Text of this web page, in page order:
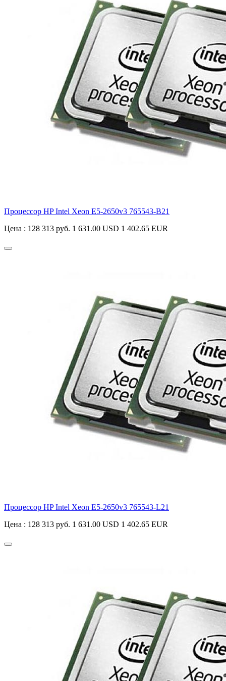
Процессор HP Intel Xeon E5-2650v3 765543-B21
Цена : 128 313 руб. 1 631.00 USD 1 402.65 EUR
Процессор HP Intel Xeon E5-2650v3 765543-L21
Цена : 128 313 руб. 1 631.00 USD 1 402.65 EUR